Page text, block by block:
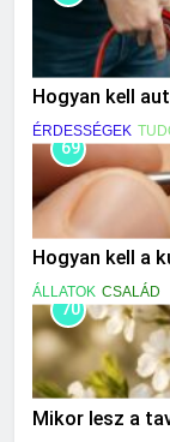
Hogyan kell
ÉRDESSÉGEK
69
Hogyan kell a
ÁLLATOK CSALÁD
70
Mikor lesz a